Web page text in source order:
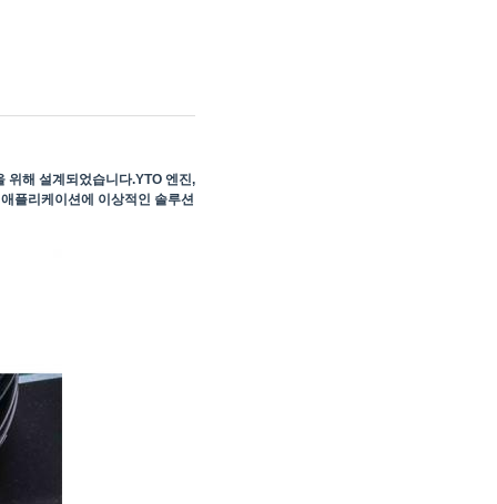
위해 설계되었습니다.YTO 엔진,
플리케이션에 이상적인 솔루션